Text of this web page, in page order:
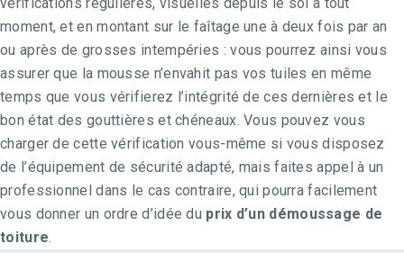
moment, et en montant sur le faîtage une à deux fois par an
ou après de grosses intempéries : vous pourrez ainsi vous
assurer que la mousse n’envahit pas vos tuiles en même
temps que vous vérifierez l’intégrité de ces dernières et le
bon état des gouttières et chéneaux. Vous pouvez vous
charger de cette vérification vous-même si vous disposez
de l’équipement de sécurité adapté, mais faites appel à un
professionnel dans le cas contraire, qui pourra facilement
vous donner un ordre d’idée du prix d’un démoussage de
toiture.